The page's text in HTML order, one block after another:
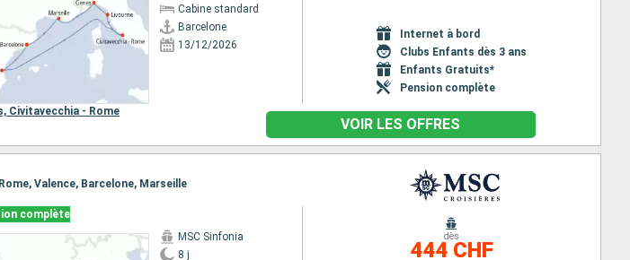
Cabine standard
Barcelone
13/12/2026
Internet à bord
Clubs Enfants dès 3 ans
Enfants Gratuits*
Pension complète
Civitavecchia - Rome
VOIR LES OFFRES
Valence, Barcelone, Marseille
complète
MSC Sinfonia
8 j
dès
444 CHF